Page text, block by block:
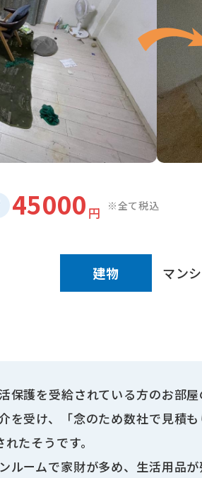
45000 円 ※全て税込
建物 マン
保護を受給されている方のお部
を受け、「念のため数社で見積
たそうです。
ルームで家財が多め、生活用品